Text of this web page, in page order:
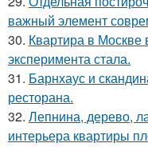
важный элемент
30. Квартира в
эксперимента стала.
31. Барнхаус и
ресторана.
32. Лепнина, дерево,
интерьера квартиры